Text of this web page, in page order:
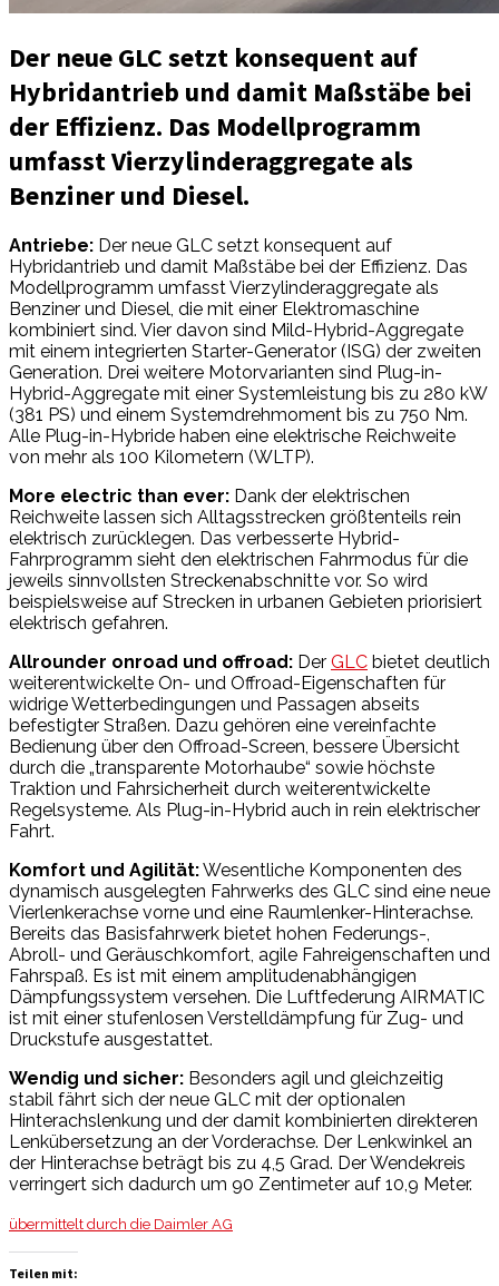
Der neue GLC setzt konsequent auf
Hybridantrieb und damit Maßstäbe bei
der Effizienz. Das Modellprogramm
umfasst Vierzylinderaggregate als
Benziner und Diesel.
Antriebe: Der neue GLC setzt konsequent auf
Hybridantrieb und damit Maßstäbe bei der Effizienz. Das
Modellprogramm umfasst Vierzylinderaggregate als
Benziner und Diesel, die mit einer Elektromaschine
kombiniert sind. Vier davon sind Mild-Hybrid-Aggregate
mit einem integrierten Starter-Generator (ISG) der zweiten
Generation. Drei weitere Motorvarianten sind Plug-in-
Hybrid-Aggregate mit einer Systemleistung bis zu 280 kW
(381 PS) und einem Systemdrehmoment bis zu 750 Nm.
Alle Plug-in-Hybride haben eine elektrische Reichweite
von mehr als 100 Kilometern (WLTP).
More electric than ever: Dank der elektrischen
Reichweite lassen sich Alltagsstrecken größtenteils rein
elektrisch zurücklegen. Das verbesserte Hybrid-
Fahrprogramm sieht den elektrischen Fahrmodus für die
jeweils sinnvollsten Streckenabschnitte vor. So wird
beispielsweise auf Strecken in urbanen Gebieten priorisiert
elektrisch gefahren.
Allrounder onroad und offroad: Der GLC bietet deutlich
weiterentwickelte On- und Offroad-Eigenschaften für
widrige Wetterbedingungen und Passagen abseits
befestigter Straßen. Dazu gehören eine vereinfachte
Bedienung über den Offroad-Screen, bessere Übersicht
durch die „transparente Motorhaube“ sowie höchste
Traktion und Fahrsicherheit durch weiterentwickelte
Regelsysteme. Als Plug-in-Hybrid auch in rein elektrischer
Fahrt.
Komfort und Agilität:Wesentliche Komponenten des
dynamisch ausgelegten Fahrwerks des GLC sind eine neue
Vierlenkerachse vorne und eine Raumlenker-Hinterachse.
Bereits das Basisfahrwerk bietet hohen Federungs-,
Abroll- und Geräuschkomfort, agile Fahreigenschaften und
Fahrspaß. Es ist mit einem amplitudenabhängigen
Dämpfungssystem versehen. Die Luftfederung AIRMATIC
ist mit einer stufenlosen Verstelldämpfung für Zug- und
Druckstufe ausgestattet.
Wendig und sicher: Besonders agil und gleichzeitig
stabil fährt sich der neue GLC mit der optionalen
Hinterachslenkung und der damit kombinierten direkteren
Lenkübersetzung an der Vorderachse. Der Lenkwinkel an
der Hinterachse beträgt bis zu 4,5 Grad. Der Wendekreis
verringert sich dadurch um 90 Zentimeter auf 10,9 Meter.
übermittelt durch die Daimler AG
Teilen mit: